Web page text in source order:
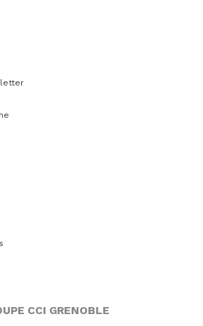
CCI GRENOBLE